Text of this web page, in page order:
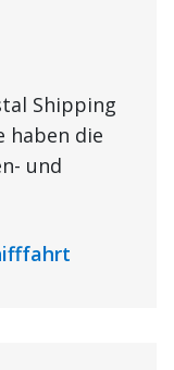
Shipping
haben die
und